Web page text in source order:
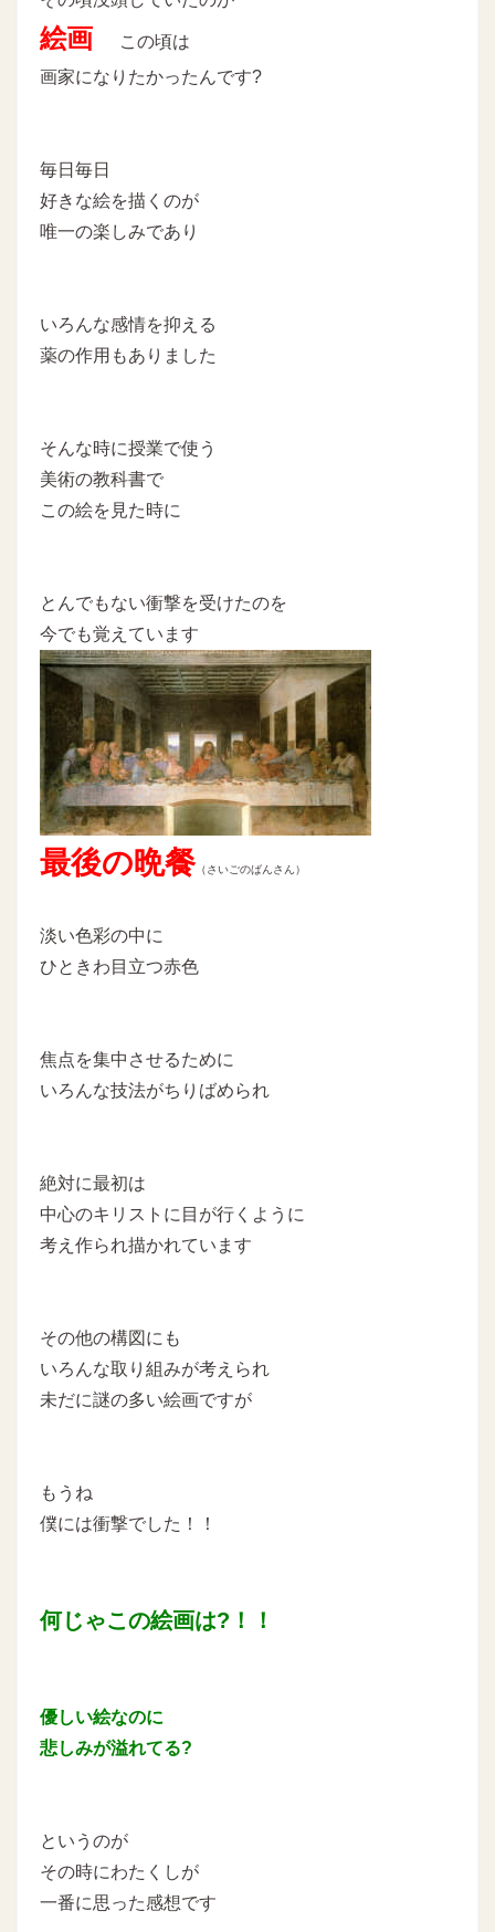
絵画
この頃は
画家になりたかったんです?
毎日毎日
好きな絵を描くのが
唯一の楽しみであり
いろんな感情を抑える
薬の作用もありました
そんな時に授業で使う
美術の教科書で
この絵を見た時に
とんでもない衝撃を受けたのを
今でも覚えています
最後の晩餐 （さいごのばんさん）
淡い色彩の中に
ひときわ目立つ赤色
焦点を集中させるために
いろんな技法がちりばめられ
絶対に最初は
中心のキリストに目が行くように
考え作られ描かれています
その他の構図にも
いろんな取り組みが考えられ
未だに謎の多い絵画ですが
もうね
僕には衝撃でした！！
何じゃこの絵画は?！！
優しい絵なのに
悲しみが溢れてる?
というのが
その時にわたくしが
一番に思った感想です